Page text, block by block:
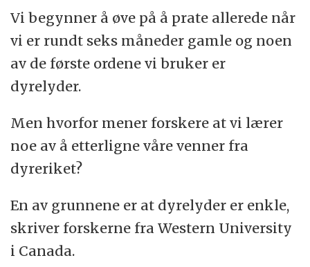
Vi begynner å øve på å prate allerede når
vi er rundt seks måneder gamle og noen
av de første ordene vi bruker er
dyrelyder.
Men hvorfor mener forskere at vi lærer
noe av å etterligne våre venner fra
dyreriket?
En av grunnene er at dyrelyder er enkle,
skriver forskerne fra Western University
i Canada.